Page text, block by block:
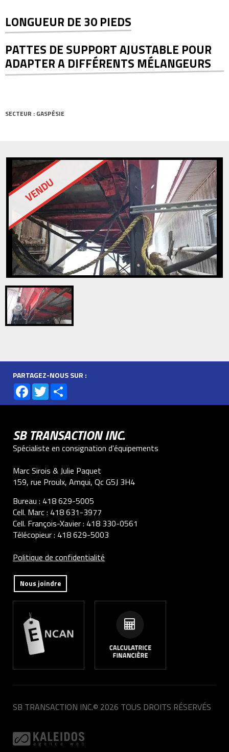
LONGUEUR DE 30 PIEDS
PATTES DE SUPPORT AJUSTABLE POUR
ADAPTER A DIFFÉRENTS MÉLANGEURS
SECTEUR : GASPÉSIE
VENDU
PARTAGEZ-NOUS SUR :
Facebook
Twitter
SB TRANSACTION INC.
Spécialiste en consignation d'équipements
Marc Sirois & Julie Paquet
159, rue Proulx, Amqui, Qc G5J 3H4
Bureau : 418 629-5005
Cell. Marc : 418 631-3977
Cell. François-Xavier : 418 330-0561
Télécopieur : 418 629-5003
Politique de confidentialité
Nous joindre
SB TRANSACTION INC.© 2026 TOUS DROITS RÉSERVÉS